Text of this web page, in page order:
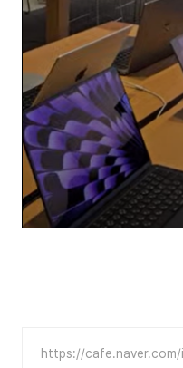
https://cafe.naver.com/